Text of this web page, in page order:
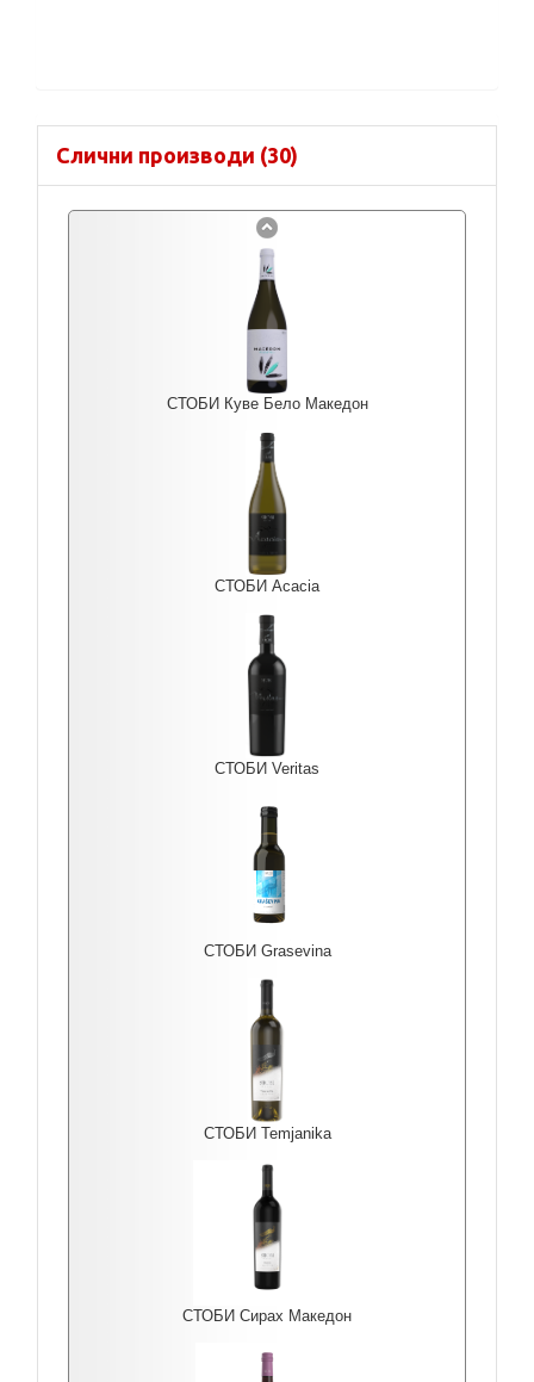
Слични производи (30)
СТОБИ Куве Бело Македон
СТОБИ Acacia
СТОБИ Veritas
СТОБИ Grasevina
СТОБИ Temjanika
СТОБИ Сирах Македон